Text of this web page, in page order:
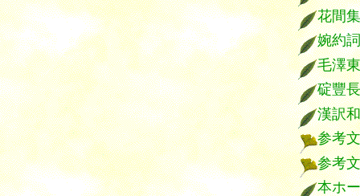
花間集
婉約
毛澤
碇豐
漢訳
参考
参考
本ホ